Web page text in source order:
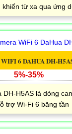
khiển từ xa qua ứng
6 DAHUA DH-
5%-35%
DH-H5AS là dòng
trợ Wi-Fi 6 băng tần